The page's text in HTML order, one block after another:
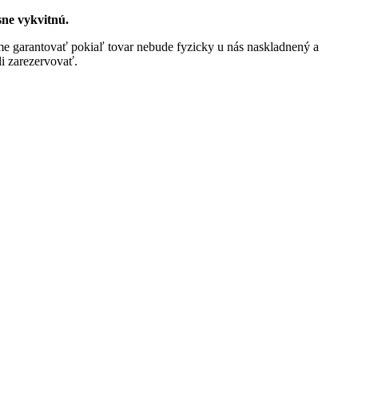
vykvitnú.
garantovať pokiaľ tovar nebude fyzicky u nás naskladnený a
zarezervovať.